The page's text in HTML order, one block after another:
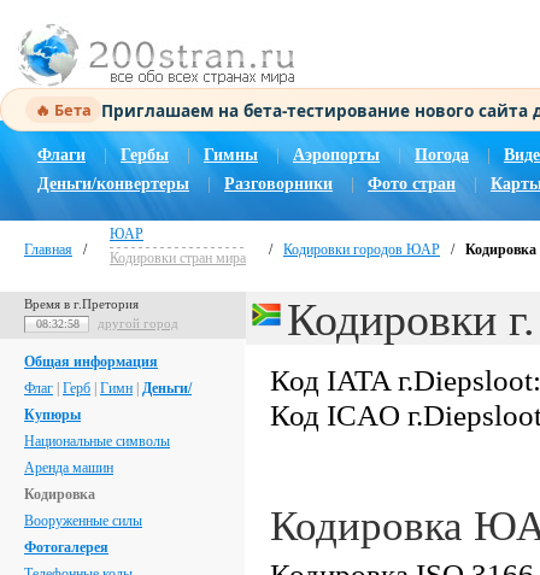
🔥 Бета Приглашаем на бета-тестирование нового
Флаги Гербы Гимны | Аэропорты Погода |
Деньги/конвертеры
Разговорники Фото стран
Главная /
ЮАР
Кодировки стран мира
/ Кодировки городов ЮАР / Кодировка
Время в г.Претория
08:32:59 другой город
Общая информация
Флаг Герб Гимн Деньги/
Купюры
Национальные символы
Аренда машин
Кодировка
Вооруженные силы
Фотогалерея
Кодировки
Код IATA
Код ICAO
Кодировка